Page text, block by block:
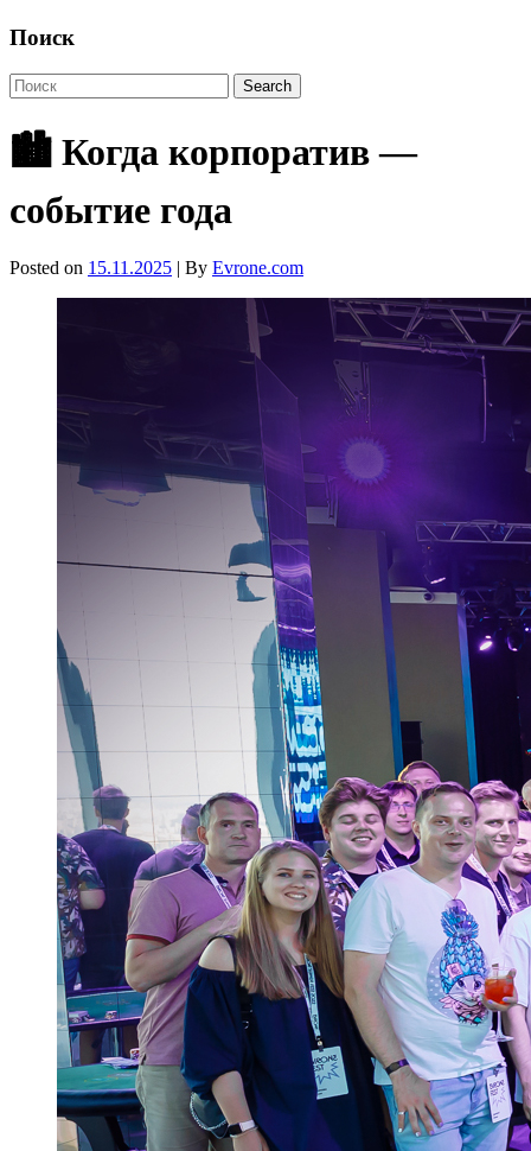
Поиск
🏙️ Когда корпоратив —
событие года
Posted on 15.11.2025 | By Evrone.com